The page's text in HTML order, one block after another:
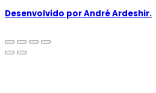
Desenvolvido porAndré Ardeshir.